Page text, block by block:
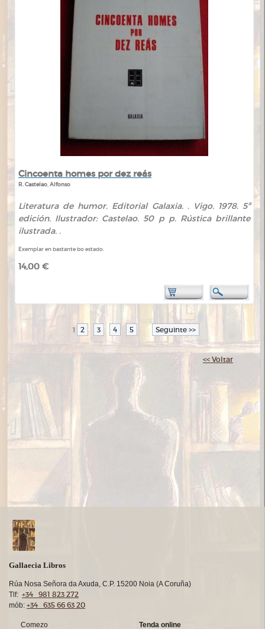
Cincoenta homes por dez reás
R. Castelao, Alfonso
Literatura de humor. Editorial Galaxia. . Vigo. 1978. 5ª
edición. Ilustrador: Castelao. 50 p p. Rústica brillante
ilustrada. .
Exemplar en bastante bo estado.
14,00 €
1 2 3 4 5 Seguinte >>
<< Voltar
Gallaecia Libros
Rúa Nosa Señora da Axuda, C.P. 15200 Noia (A Coruña)
Tlf: +34 981 823 272
mób: +34 635 66 63 20
Comezo Tenda online